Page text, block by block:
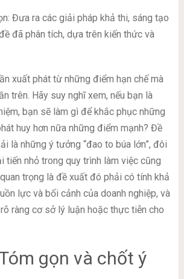
Đưa ra các giải pháp khả thi, sáng tạo
đã phân tích, dựa trên kiến thức và
xuất phát từ những điểm hạn chế mà
trên. Hãy suy nghĩ xem, nếu bạn là
bạn sẽ làm gì để khắc phục những
huy hơn nữa những điểm mạnh? Đề
là những ý tưởng “đao to búa lớn”, đôi
tiến nhỏ trong quy trình làm việc cũng
trọng là đề xuất đó phải có tính khả
lực và bối cảnh của doanh nghiệp, và
ràng cơ sở lý luận hoặc thực tiễn cho
gọn và chốt ý